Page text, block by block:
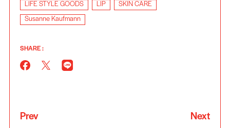
LIFE STYLE GOODS
LIP
SKIN CARE
Susanne Kaufmann
SHARE :
Prev Next